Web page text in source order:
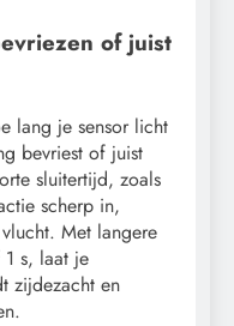
of juist
lang je sensor licht
bevriest of juist
sluitertijd, zoals
scherp in,
Met langere
s, laat je
zijdezacht en